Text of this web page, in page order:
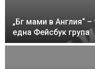
„Бг мами в Англия“
една Фейсбук група